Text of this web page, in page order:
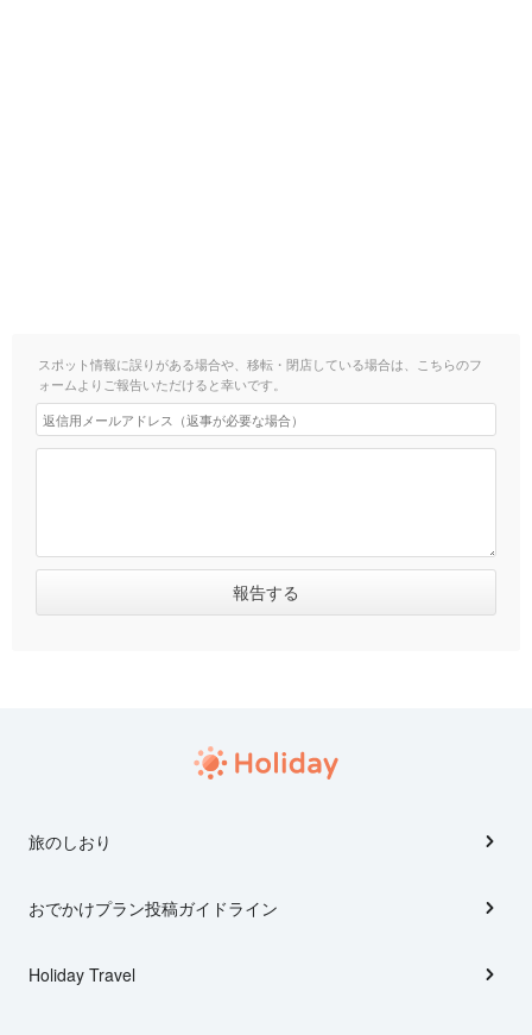
スポット情報に誤りがある場合や、移転・閉店している場合は、こちらのフ
ォームよりご報告いただけると幸いです。
旅のしおり
おでかけプラン投稿ガイドライン
Holiday Travel